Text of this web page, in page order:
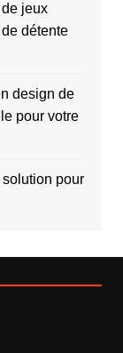
jeux
détente
design de
pour votre
solution pour